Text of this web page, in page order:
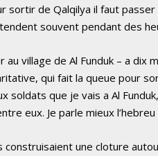
sortir de Qalqilya il faut
souvent pendant des
au village de Al Funduk – a
qui fait la queue pour
soldats que je vais a Al
eux. Je parle mieux
construisaient une cloture